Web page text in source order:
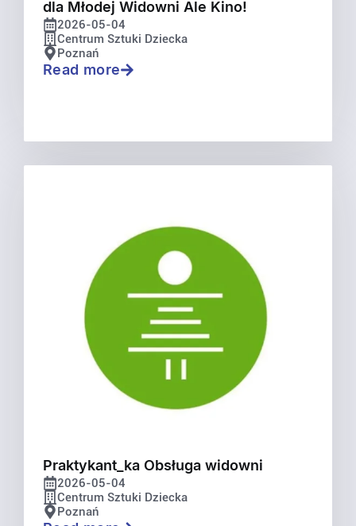
dla Młodej Widowni Ale Kino!
2026-05-04
Centrum Sztuki Dziecka
Poznań
Read more
Praktykant_ka Obsługa widowni
2026-05-04
Centrum Sztuki Dziecka
Poznań